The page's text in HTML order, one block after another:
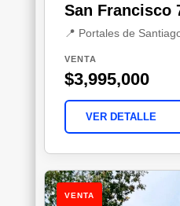
San Francisco
📍 Portales de
VENTA
$3,995,000
VER DETALLE
VENTA